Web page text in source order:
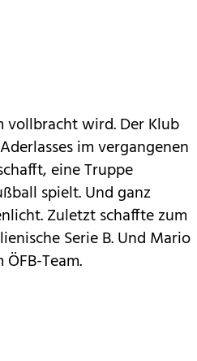
vollbracht wird. Der Klub
im vergangenen
eine Truppe
spielt. Und ganz
Zuletzt schaffte zum
Serie B. Und Mario
Team.